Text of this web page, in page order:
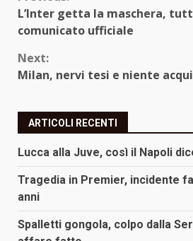
Reading
L’Inter getta la maschera,
comunicato ufficiale
Next:
Milan, nervi tesi e niente
ARTICOLI RECENTI
Lucca alla Juve, così il Napoli
Tragedia in Premier, incidente
anni
Spalletti gongola, colpo dalla